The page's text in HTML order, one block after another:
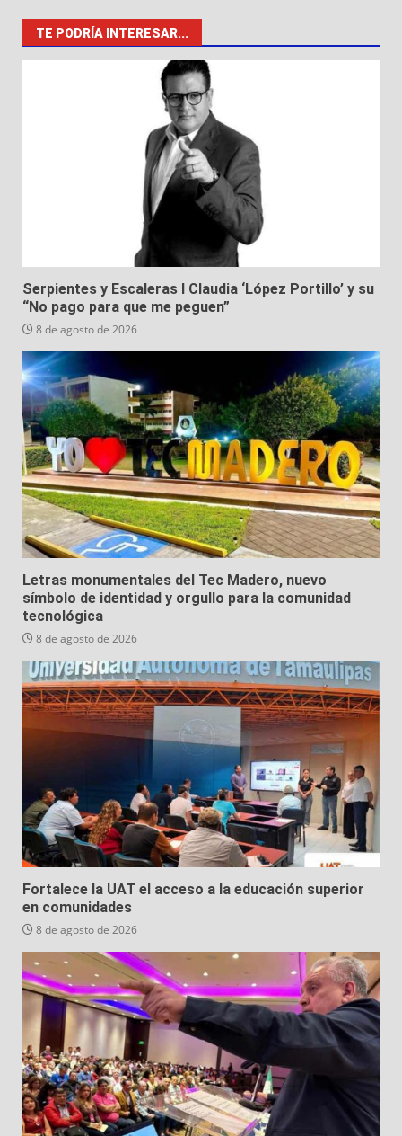
TE PODRÍA INTERESAR...
Serpientes y Escaleras I Claudia ‘López Portillo’ y su
“No pago para que me peguen”
8 de agosto de 2026
Letras monumentales del Tec Madero, nuevo
símbolo de identidad y orgullo para la comunidad
tecnológica
8 de agosto de 2026
Fortalece la UAT el acceso a la educación superior
en comunidades
8 de agosto de 2026